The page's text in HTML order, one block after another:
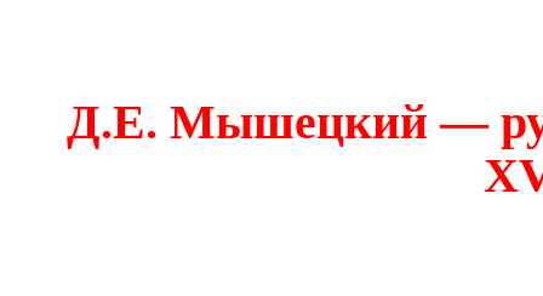
Д.Е. Мышецкий —